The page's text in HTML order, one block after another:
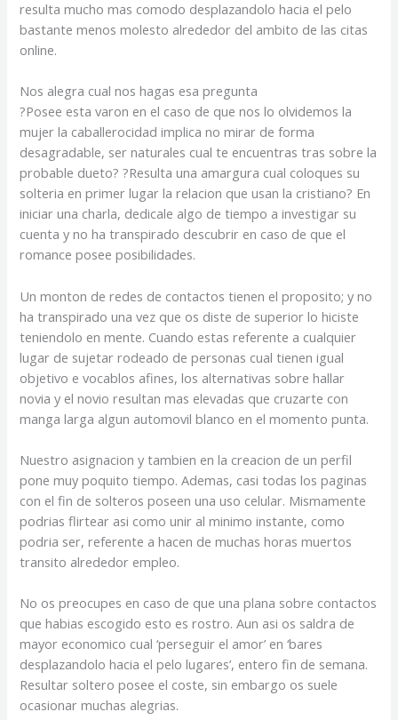
resulta mucho mas comodo desplazandolo hacia el pelo
bastante menos molesto alrededor del ambito de las citas
online.
Nos alegra cual nos hagas esa pregunta
?Posee esta varon en el caso de que nos lo olvidemos la
mujer la caballerocidad implica no mirar de forma
desagradable, ser naturales cual te encuentras tras sobre la
probable dueto? ?Resulta una amargura cual coloques su
solteria en primer lugar la relacion que usan la cristiano? En
iniciar una charla, dedicale algo de tiempo a investigar su
cuenta y no ha transpirado descubrir en caso de que el
romance posee posibilidades.
Un monton de redes de contactos tienen el proposito; y no
ha transpirado una vez que os diste de superior lo hiciste
teniendolo en mente. Cuando estas referente a cualquier
lugar de sujetar rodeado de personas cual tienen igual
objetivo e vocablos afines, los alternativas sobre hallar
novia y el novio resultan mas elevadas que cruzarte con
manga larga algun automovil blanco en el momento punta.
Nuestro asignacion y tambien en la creacion de un perfil
pone muy poquito tiempo. Ademas, casi todas los paginas
con el fin de solteros poseen una uso celular. Mismamente
podrias flirtear asi­ como unir al mi­nimo instante, como
podri­a ser, referente a hacen de muchas horas muertos
transito alrededor empleo.
No os preocupes en caso de que una plana sobre contactos
que habias escogido esto es rostro. Aun asi os saldra de
mayor economico cual ‘perseguir el amor’ en ‘bares
desplazandolo hacia el pelo lugares’, entero fin de semana.
Resultar soltero posee el coste, sin embargo os suele
ocasionar muchas alegrias.